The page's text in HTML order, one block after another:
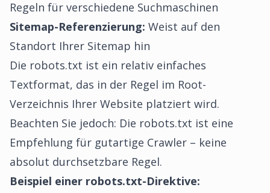
Regeln für verschiedene Suchmaschinen
Sitemap-Referenzierung: Weist auf den
Standort Ihrer Sitemap hin
Die robots.txt ist ein relativ einfaches
Textformat, das in der Regel im Root-
Verzeichnis Ihrer Website platziert wird.
Beachten Sie jedoch: Die robots.txt ist eine
Empfehlung für gutartige Crawler – keine
absolut durchsetzbare Regel.
Beispiel einer robots.txt-Direktive: